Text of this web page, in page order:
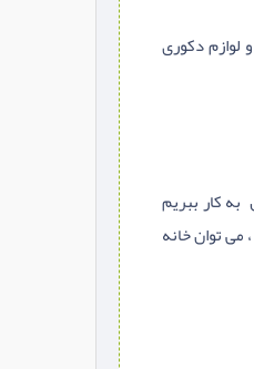
دکوری
کار ببریم
می توان خانه